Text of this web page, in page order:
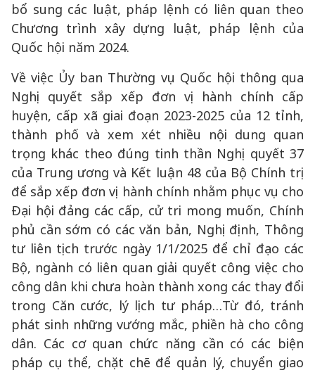
bổ sung các luật, pháp lệnh có liên quan theo
Chương trình xây dựng luật, pháp lệnh của
Quốc hội năm 2024.
Về việc Ủy ban Thường vụ Quốc hội thông qua
Nghị quyết sắp xếp đơn vị hành chính cấp
huyện, cấp xã giai đoạn 2023-2025 của 12 tỉnh,
thành phố và xem xét nhiều nội dung quan
trọng khác theo đúng tinh thần Nghị quyết 37
của Trung ương và Kết luận 48 của Bộ Chính trị
để sắp xếp đơn vị hành chính nhằm phục vụ cho
Đại hội đảng các cấp, cử tri mong muốn, Chính
phủ cần sớm có các văn bản, Nghị định, Thông
tư liên tịch trước ngày 1/1/2025 để chỉ đạo các
Bộ, ngành có liên quan giải quyết công việc cho
công dân khi chưa hoàn thành xong các thay đổi
trong Căn cước, lý lịch tư pháp…Từ đó, tránh
phát sinh những vướng mắc, phiền hà cho công
dân. Các cơ quan chức năng cần có các biện
pháp cụ thể, chặt chẽ để quản lý, chuyển giao